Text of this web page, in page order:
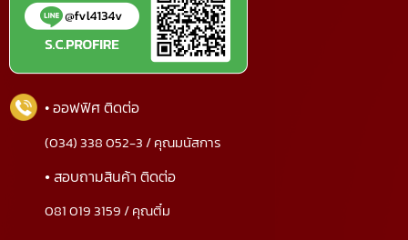
• ออฟฟิศ ติดต่อ
(034) 338 052-3 / คุณมนัสการ
•สอบถามสินค้า ติดต่อ
081 019 3159 / คุณติ๋ม